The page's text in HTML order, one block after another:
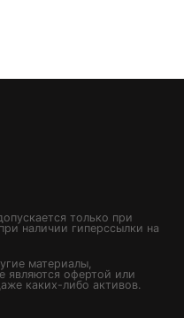
только при
наличии гиперссылки на
материалы,
являются офертой или
каких-либо активов.